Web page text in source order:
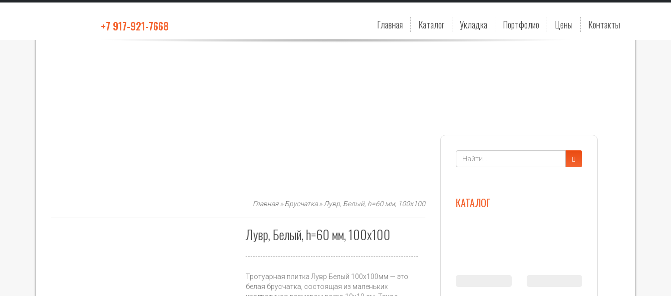
+7 917-921-7668 Главная Каталог Укладка Портфолио Цены Контакты
Главная »Брусчатка» Лувр, Белый, h=60 мм, 100х100
Лувр, Белый, h=60 мм, 100х100
Тротуарная плитка Лувр Белый 100х100мм — это
белая брусчатка, состоящая из маленьких
КАТАЛОГ